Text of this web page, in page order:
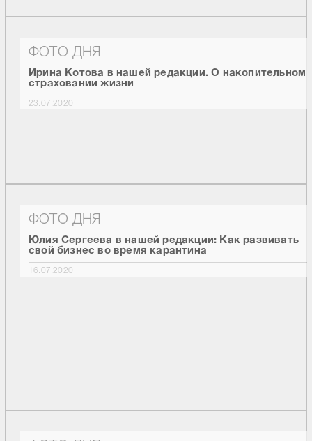
ФОТО ДНЯ
Ирина Котова в нашей редакции. О накопительном
страховании жизни
23.07.2020
ФОТО ДНЯ
Юлия Сергеева в нашей редакции: Как развивать
свой бизнес во время карантина
16.07.2020